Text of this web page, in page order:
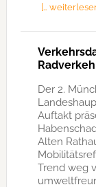
[…
Der 2.
Auftakt
Alten
Trend weg